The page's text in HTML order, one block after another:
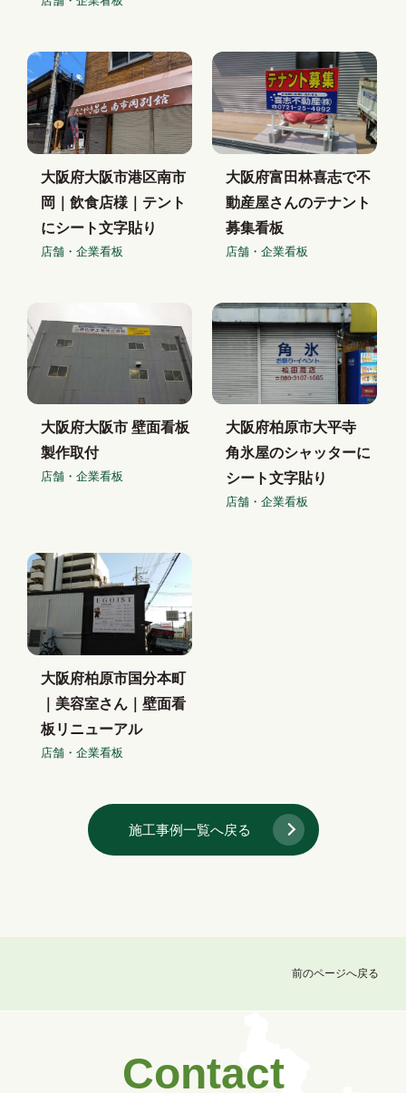
大阪府大阪市港区南市
岡｜飲食店様｜テント
にシート文字貼り
店舗・企業看板
大阪府富田林喜志で不
動産屋さんのテナント
募集看板
店舗・企業看板
大阪府大阪市 壁面看板
製作取付
店舗・企業看板
大阪府柏原市大平寺
角氷屋のシャッターに
シート文字貼り
店舗・企業看板
大阪府柏原市国分本町
｜美容室さん｜壁面看
板リニューアル
店舗・企業看板
施工事例一覧へ戻る
前のページへ戻る
Contact